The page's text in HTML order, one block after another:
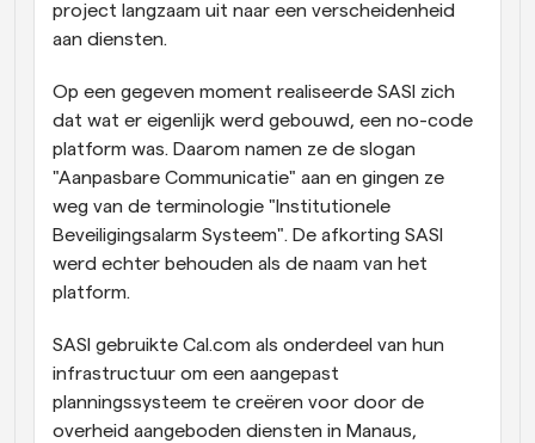
project langzaam uit naar een verscheidenheid
aan diensten.
Op een gegeven moment realiseerde SASI zich
dat wat er eigenlijk werd gebouwd, een no-code
platform was. Daarom namen ze de slogan
"Aanpasbare Communicatie" aan en gingen ze
weg van de terminologie "Institutionele
Beveiligingsalarm Systeem". De afkorting SASI
werd echter behouden als de naam van het
platform.
SASI gebruikte Cal.com als onderdeel van hun
infrastructuur om een aangepast
planningssysteem te creëren voor door de
overheid aangeboden diensten in Manaus,